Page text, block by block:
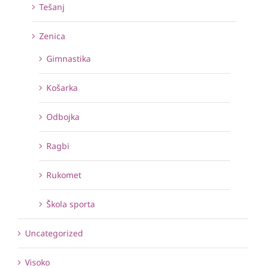
Tešanj
Zenica
Gimnastika
Košarka
Odbojka
Ragbi
Rukomet
Škola sporta
Uncategorized
Visoko